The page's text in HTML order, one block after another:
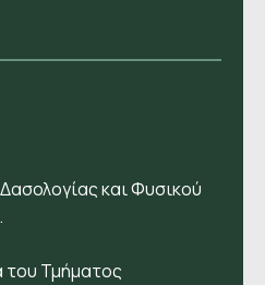
και Φυσικού
του Τμήματος